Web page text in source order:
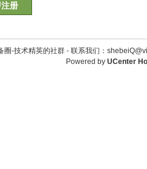
册
圈-技术精英的社群 - 联系我们：
Powered by UCenter